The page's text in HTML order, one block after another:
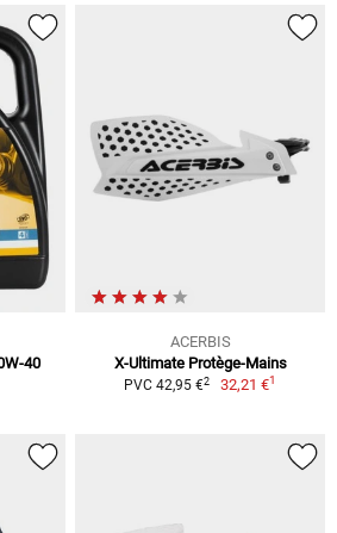
40
ACERBIS
X-Ultimate Protège-Mains
PVC 42,95 €2 32,21 €1